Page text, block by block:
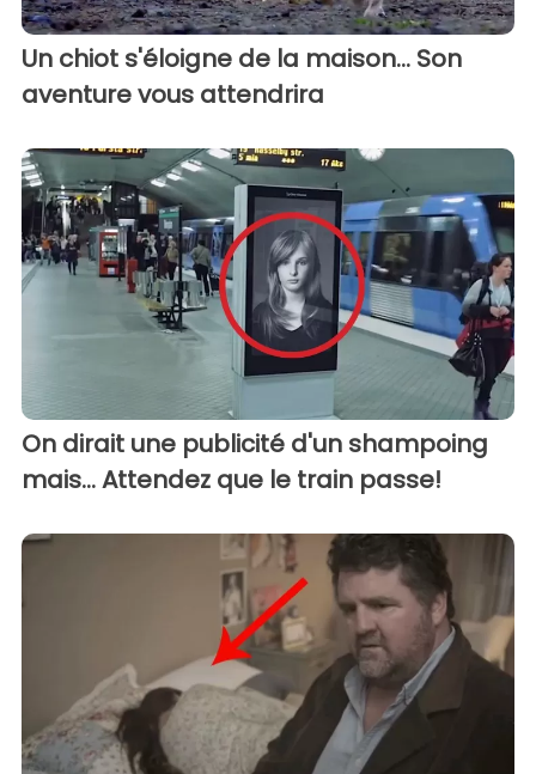
Un chiot s'éloigne de la maison... Son
aventure vous attendrira
On dirait une publicité d'un shampoing
mais… Attendez que le train passe!